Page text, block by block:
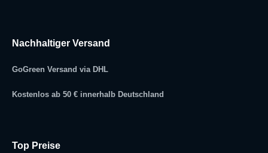
Nachhaltiger Versand
GoGreen Versand via DHL
Kostenlos ab 50 € innerhalb Deutschland
Top Preise